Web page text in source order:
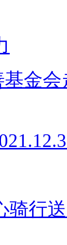
金会
骑行